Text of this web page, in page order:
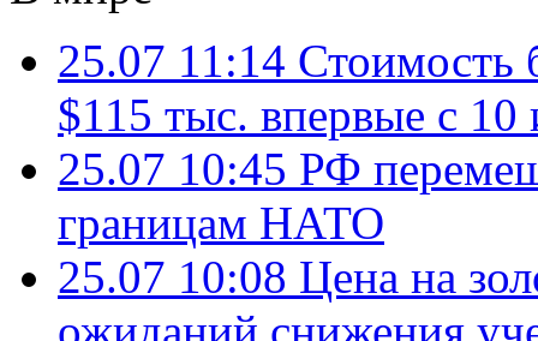
25.07 11:14 Стоимость
$115 тыс. впервые с 10
25.07 10:45 РФ
границам НАТО
25.07 10:08 Цена на
ожиданий снижения